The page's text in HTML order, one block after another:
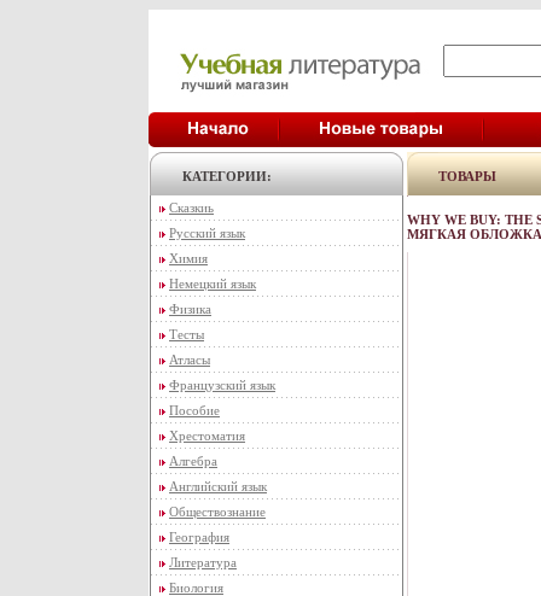
КАТЕГОРИИ:
Сказкиь
Русский язык
Химия
Немецкий язык
Физика
Тесты
Атласы
Французский язык
Пособие
Хрестоматия
Алгебра
Английский язык
Обществознание
География
Литература
Биология
ТОВАРЫ
WHY WE BUY: THE
МЯГКАЯ ОБЛОЖКА,